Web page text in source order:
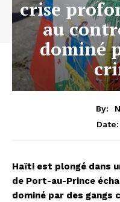
crise
au
dominé
By:
Date:
Haïti est plongé dans
de Port-au-Prince
dominé par des gangs